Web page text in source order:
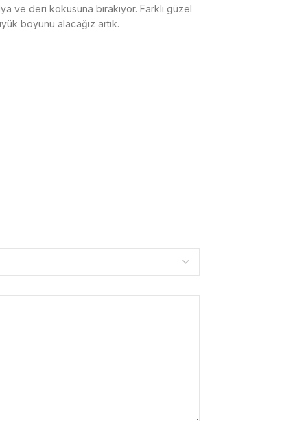
ve deri kokusuna bırakıyor. Farklı güzel
boyunu alacağız artık.